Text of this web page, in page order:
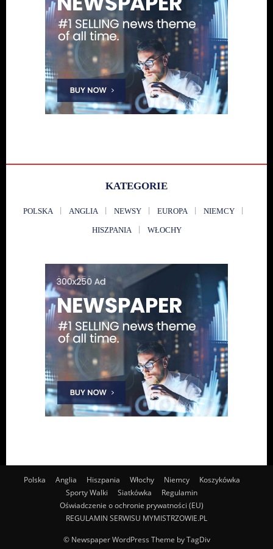
KATEGORIE
POLSKA ANGLIA NEWSY EUROPA NIEMCY
HISZPANIA WŁOCHY
Polska Anglia Hiszpania Włochy Niemcy
Koszykówka
Sporty Walki
Siatkówka
Regulamin
Oświadczenie o ochronie prywatności (EU)
REGULAMIN SERWISU MYMISTRZOWIE.PL
© Newspaper WordPress Theme by TagDiv